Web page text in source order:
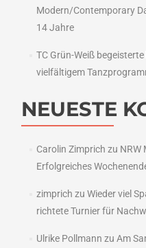
Modern/Contemporary
14 Jahre
TC Grün-Weiß
vielfältigem
NEUESTE
Carolin Zimprich zu NRW
Erfolgreiches
zimprich zu Wieder viel
richtete Turnier für
Ulrike Pollmann zu Am